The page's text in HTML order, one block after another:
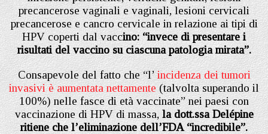
precancerose vaginali e vaginali, lesioni cervicali
precancerose e cancro cervicale in relazione ai tipi di
HPV coperti dal vaccino: “invece di presentare i
risultati del vaccino su ciascuna patologia mirata”.
Consapevole del fatto che “l’incidenza dei tumori
invasivi è aumentata nettamente(talvolta superando il
100%) nelle fasce di età vaccinate” nei paesi con
vaccinazione di HPV di massa,la dott.ssa Delépine
ritiene che l’eliminazione dell’FDA “incredibile”.